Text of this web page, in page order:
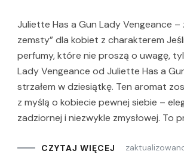
Juliette Has a Gun Lady Vengeance –
zemsty” dla kobiet z charakterem
perfumy, które nie proszą o uwagę,
Lady Vengeance od Juliette Has a
strzałem w dziesiątkę. Ten aromat
z myślą o kobiecie pewnej siebie –
zadziornej i niezwykle zmysłowej. To
CZYTAJ WIĘCEJ